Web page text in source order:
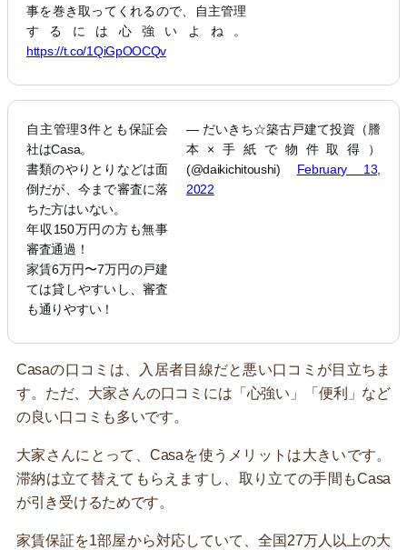
事を巻き取ってくれるので、自主管理
するには心強いよね。
https://t.co/1QiGpOOCQv
自主管理3件とも保証会
社はCasa。
書類のやりとりなどは面
倒だが、今まで審査に落
ちた方はいない。
年収150万円の方も無事
審査通過！
家賃6万円〜7万円の戸建
ては貸しやすいし、審査
も通りやすい！
— だいきち☆築古戸建て投資（謄
本×手紙で物件取得）
(@daikichitoushi) February 13,
2022
Casaの口コミは、入居者目線だと悪い口コミが目立ちま
す。ただ、大家さんの口コミには「心強い」「便利」など
の良い口コミも多いです。
大家さんにとって、Casaを使うメリットは大きいです。
滞納は立て替えてもらえますし、取り立ての手間もCasa
が引き受けるためです。
家賃保証を1部屋から対応していて、全国27万人以上の大